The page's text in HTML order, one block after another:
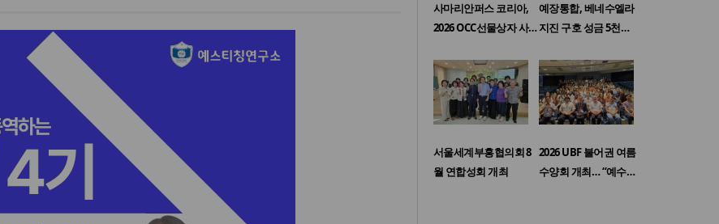
사마리안퍼스 코리아,
2026 OCC선물상자 사…
예장통합, 베네수엘라
지진 구호 성금 5천…
서울세계부흥협의회 8
월 연합성회 개최
2026 UBF 불어권 여름
수양회 개최… “예수…